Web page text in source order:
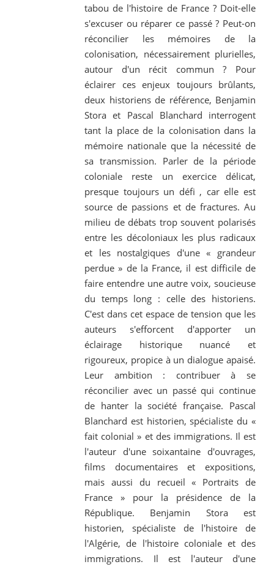
tabou de l'histoire de France ? Doit-elle
s'excuser ou réparer ce passé ? Peut-on
réconcilier les mémoires de la
colonisation, nécessairement plurielles,
autour d'un récit commun ? Pour
éclairer ces enjeux toujours brûlants,
deux historiens de référence, Benjamin
Stora et Pascal Blanchard interrogent
tant la place de la colonisation dans la
mémoire nationale que la nécessité de
sa transmission. Parler de la période
coloniale reste un exercice délicat,
presque toujours un défi , car elle est
source de passions et de fractures. Au
milieu de débats trop souvent polarisés
entre les décoloniaux les plus radicaux
et les nostalgiques d'une « grandeur
perdue » de la France, il est difficile de
faire entendre une autre voix, soucieuse
du temps long : celle des historiens.
C'est dans cet espace de tension que les
auteurs s'efforcent d'apporter un
éclairage historique nuancé et
rigoureux, propice à un dialogue apaisé.
Leur ambition : contribuer à se
réconcilier avec un passé qui continue
de hanter la société française. Pascal
Blanchard est historien, spécialiste du «
fait colonial » et des immigrations. Il est
l'auteur d'une soixantaine d'ouvrages,
films documentaires et expositions,
mais aussi du recueil « Portraits de
France » pour la présidence de la
République. Benjamin Stora est
historien, spécialiste de l'histoire de
l'Algérie, de l'histoire coloniale et des
immigrations. Il est l'auteur d'une